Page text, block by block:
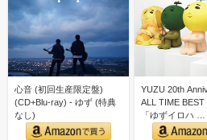
心音 (初回生産限定盤)
(CD+Blu-ray) - ゆず (特典
なし)
YUZU 20th
ALL TIME BEST
「ゆずイロハ …